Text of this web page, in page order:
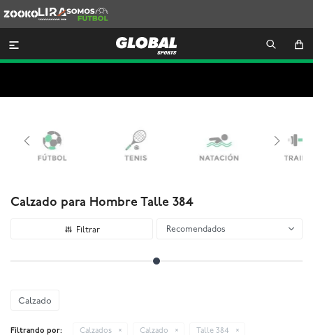
Lira
Somos
Futbol

Calzado para Hombre Talle 384
Recomendados
Calzado
Filtrando por: Calzados Calzado Talle 384